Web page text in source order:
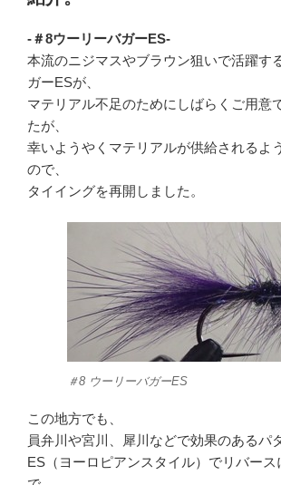
-＃8ウーリーバガーES-
本流のニジマスやブラウン狙いで活躍す
ガーESが、
マテリアル不足のためにしばらくご用意
たが、
幸いようやくマテリアルが供給されるよ
ので、
タイイングを再開しました。
＃8 ウーリーバガーES
この地方でも、
員弁川や宮川、犀川などで効果のあるパ
ES（ヨーロピアンスタイル）でリバース